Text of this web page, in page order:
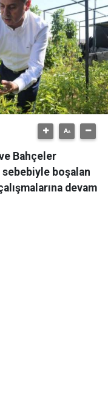
Bahçeler
sebebiyle boşalan
devam